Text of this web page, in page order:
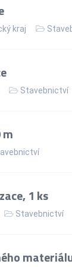
kraj
Stavebnictví
1 ks
Stavebnictví